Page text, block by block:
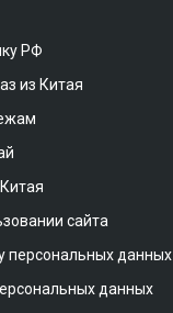
РФ
из Китая
сайта
персональных данных
данных